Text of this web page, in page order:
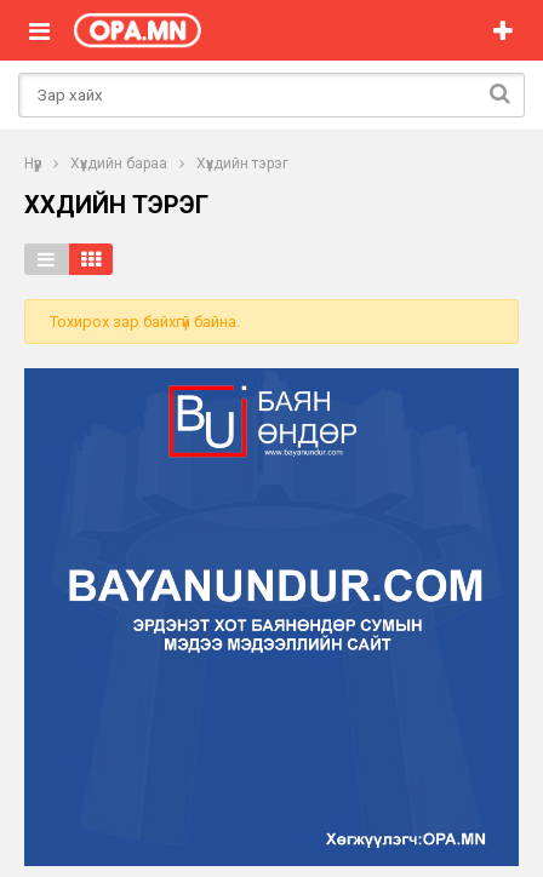
Нүүр Хүүхдийн бараа Хүүхдийн тэрэг
ХҮҮХДИЙН ТЭРЭГ
Тохирох зар байхгүй байна.